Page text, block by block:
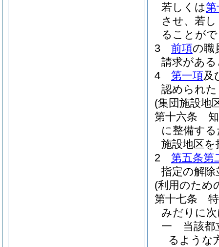
若しくは第
させ、若
ることが
3
前項の職
請求があ
4
第一項及
認められ
(集団施設地
第十六条
に整備す
施設地区
2
第五条第
指定の解
(利用のため
第十七条
みだりに
一
当該
るような